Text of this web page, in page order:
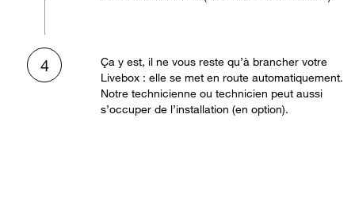
4
Ça y est, il ne vous reste qu’à brancher votre
Livebox : elle se met en route automatiquement.
Notre technicienne ou technicien peut aussi
s’occuper de l’installation (en option).